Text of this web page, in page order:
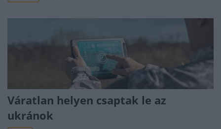
Váratlan helyen csaptak le az
ukránok